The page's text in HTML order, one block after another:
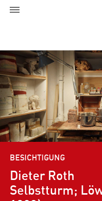
BESICHTIGUNG
Dieter Roth
Selbstturm;